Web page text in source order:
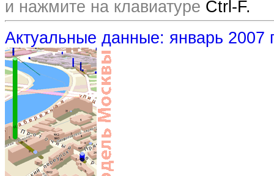
и нажмите на клавиатуре Ctrl-F.
Актуальные данные: январь 2007